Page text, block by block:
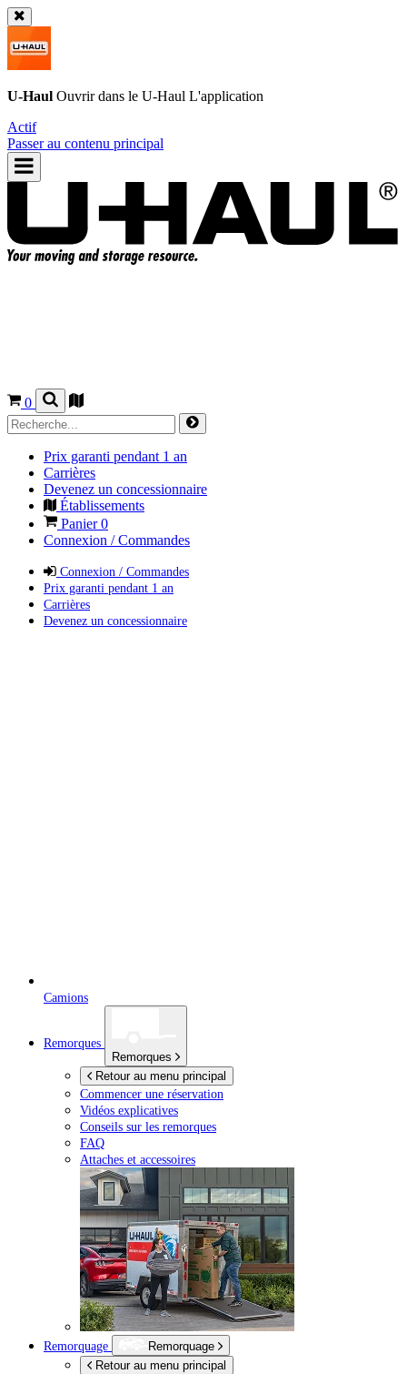
U-Haul Ouvrir dans le U-Haul L'application
Actif
Passer au contenu principal
0
Prix garanti pendant 1 an
Carrières
Devenez un concessionnaire
Établissements
Panier0
Connexion / Commandes
Connexion / Commandes
Prix garanti pendant 1 an
Carrières
Devenez un concessionnaire
Camions
Remorques
Remorques
Retour au menu principal
Commencer une réservation
Vidéos explicatives
Conseils sur les remorques
FAQ
Attaches et accessoires
Remorquage
Remorquage
Retour au menu principal